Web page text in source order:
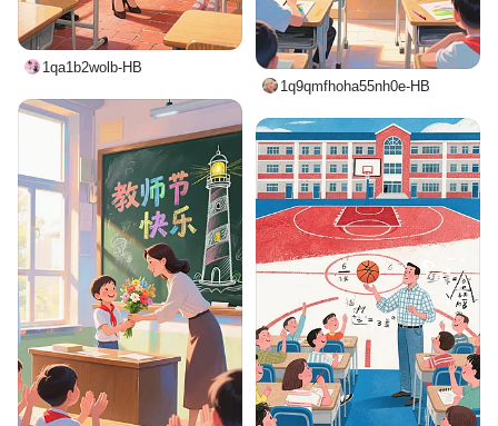
1qa1b2wolb-HB
1q9qmfhoha55nh0e-HB